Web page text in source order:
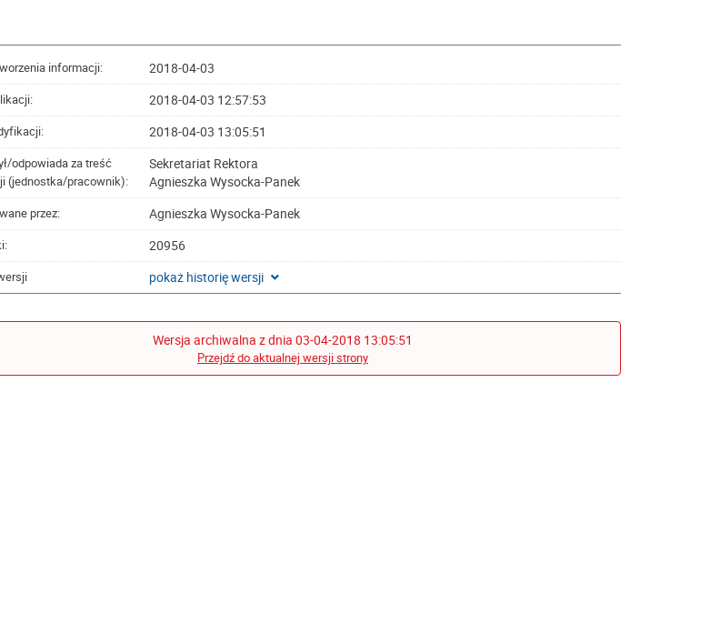
informacji: 2018-04-03
2018-04-03 12:57:53
2018-04-03 13:05:51
odpowiada za treść
(jednostka/pracownik):
Sekretariat Rektora
Agnieszka Wysocka-Panek
przez: Agnieszka Wysocka-Panek
20956
pokaż historię wersji
Wersja archiwalna z dnia 03-04-2018 13:05:51
Przejdź do aktualnej wersji strony